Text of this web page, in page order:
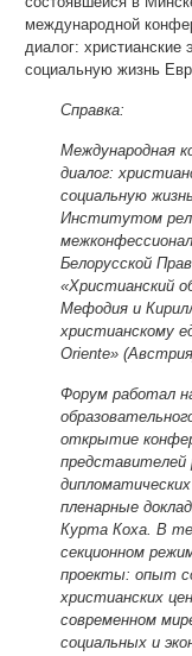
международной
диалог: христианские
социальную жизнь
Справка:
Международная
диалог:
социальную
Институтом
Белорусской
«Христианский
Мефодия и
христианскому
Oriente»
Форум работал
открытие
представителей
пленарные
Курта Коха. В
секционном
проекты: опыт
христианских
современном
социальных и